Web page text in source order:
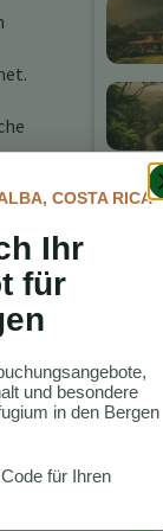
保持
COSTA RICA
Ihr
für
und besondere
in den Bergen
für Ihren